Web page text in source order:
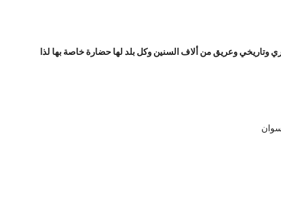
وعريق من ألاف السنين وكل بلد لها حضارة خاصة بها لذا